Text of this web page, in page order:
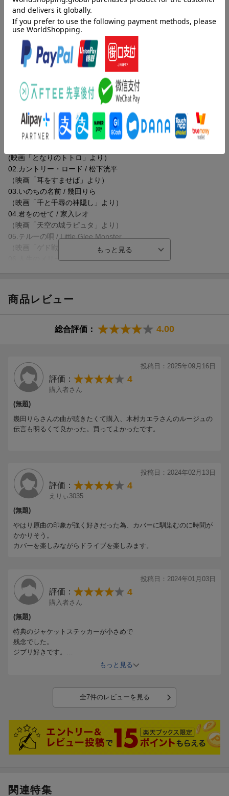
るアニメーションを
制作し続けるスタジオジブリ。その素晴らしい作品たちには、い
つも素晴らしい音楽たちが
ドラマを彩っていました。映画と共に愛され続ける数多の心に残
る名曲たち。
音楽プロデューサー武部聡志プロデュースのもと、そんなスタジ
世代を超えた様々なアーティストたちが新たな解釈でカバーす
る、
スタジオジブリ音楽のトリビュートアルバムが完成。
※宮崎吾朗監督書き下ろしイラストジャケット仕様
収録曲
曲目タイトル：
(映画「となりのトトロ」より）
02.カントリー・ロード / 松下洸平
（映画「耳をすませば」より）
03.いのちの名前 / 幾田りら
（映画「千と千尋の神隠し」より）
04.君をのせて / 家入レオ
（映画「天空の城ラピュタ」より）
05.テルーの唄 / Little Glee Monster
（映画「ゲド戦記」より）
06.人生のメリーゴーランド / 角野隼斗
（映画「風の谷のナウシカ」より）
08.ルージュの伝言 / 木村カエラ
09.ひとりぼっちはやめた / 満島ひかり
（映画「海がきこえる」より）
11.もののけ姫 / Wakana
（映画「もののけ姫」より）
12.時には昔の話を / 渋谷龍太（SUPER BEAVER）
（映画「紅の豚」より）
epilogue
さよならの夏〜コクリコ坂から〜 / 武部聡志
商品レビュー
総合評価： 4.00
投稿日：2025年09月16日
評価： 4
購入者さん
(無題)
幾田りらさんの曲が聴きたくて購入、木村カエラさんのルージュの
伝言も明るくて良かった。買ってよかったです。
投稿日：2024年02月13日
評価： 4
えりぃ3035
(無題)
やはり原曲の印象が強く好きだった為、カバーに馴染むのに時間が
かかりそう。
カバーを楽しみながらドライブを楽しみます。
投稿日：2024年01月03日
評価： 4
購入者さん
(無題)
特典のジャケットステッカーが小さめで
残念でした。
ジブリ好きです。
カバーしなくても良いかと思いますが、
もっと見る
全7件のレビューを見る
関連特集